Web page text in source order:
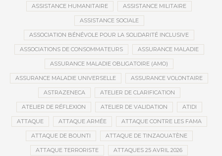
ASSISTANCE HUMANITAIRE ASSISTANCE MILITAIRE
ASSISTANCE SOCIALE
ASSOCIATION BÉNÉVOLE POUR LA SOLIDARITÉ INCLUSIVE
ASSOCIATIONS DE CONSOMMATEURS ASSURANCE MALADIE
ASSURANCE MALADIE OBLIGATOIRE (AMO)
ASSURANCE MALADIE UNIVERSELLE ASSURANCE VOLONTAIRE
ASTRAZENECA ATELIER DE CLARIFICATION
ATELIER DE RÉFLEXION ATELIER DE VALIDATION ATIDI
ATTAQUE ATTAQUE ARMÉE ATTAQUE CONTRE LES FAMA
ATTAQUE DE BOUNTI ATTAQUE DE TINZAOUATÈNE
ATTAQUE TERRORISTE ATTAQUES 25 AVRIL 2026